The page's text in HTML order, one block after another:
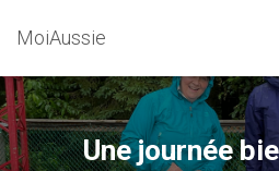
MoiAussie
Une journée